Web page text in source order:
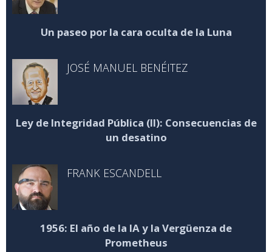
Un paseo por la cara oculta de la Luna
JOSÉ MANUEL BENÉITEZ
Ley de Integridad Pública (II): Consecuencias de
un desatino
FRANK ESCANDELL
1956: El año de la IA y la Vergüenza de
Prometheus